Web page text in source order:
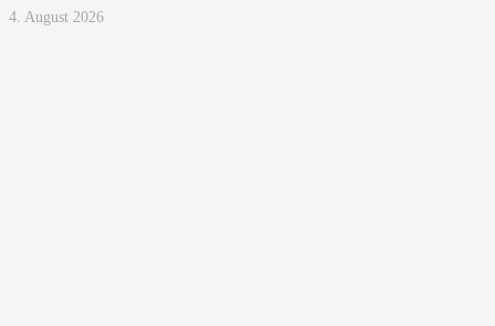
4. August 2026